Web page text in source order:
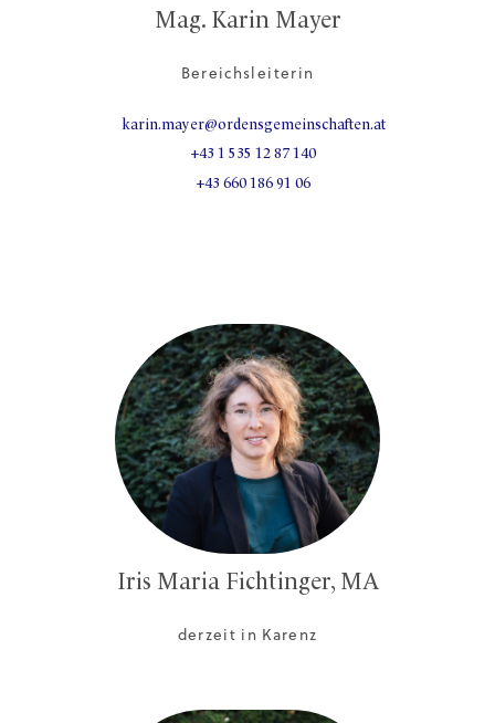
Mag. Karin Mayer
Bereichsleiterin
karin.mayer@ordensgemeinschaften.at
+43 1 535 12 87 140
+43 660 186 91 06
Iris Maria Fichtinger, MA
derzeit in Karenz